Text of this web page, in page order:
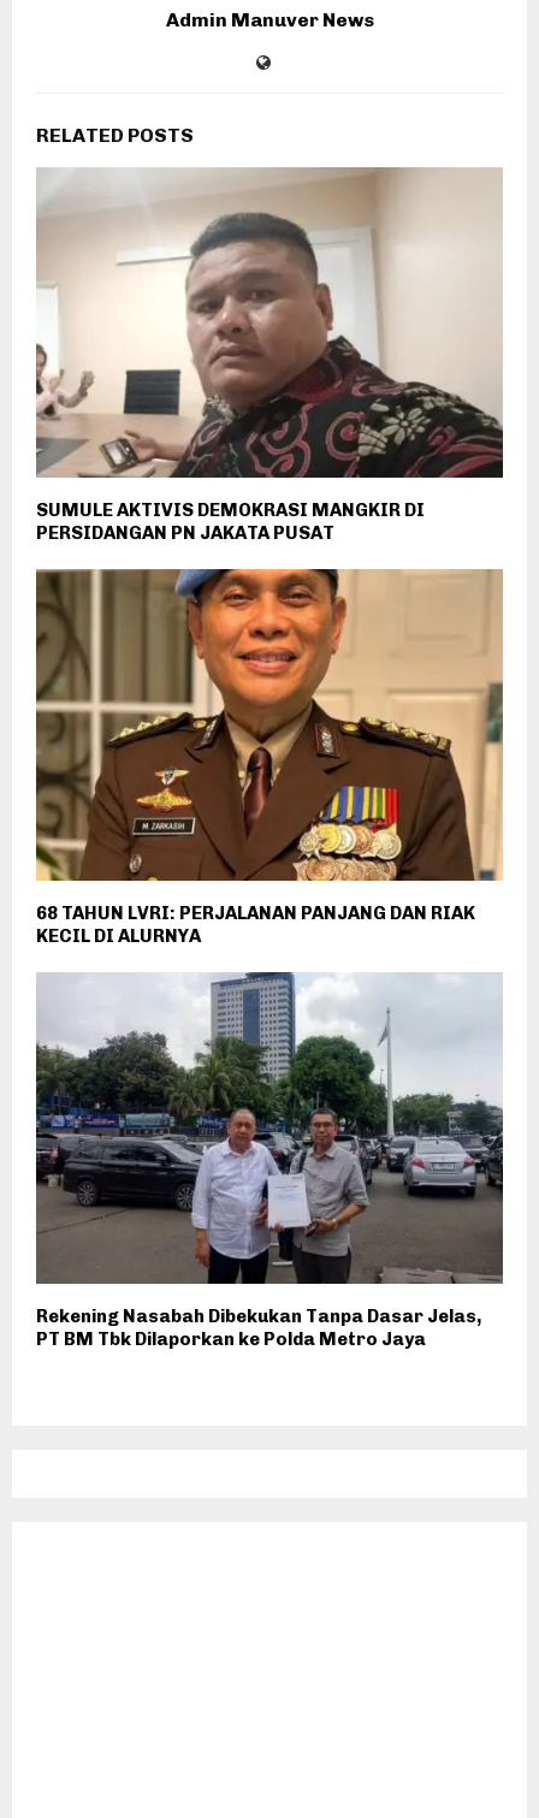
Admin Manuver News
RELATED POSTS
SUMULE AKTIVIS DEMOKRASI MANGKIR DI
PERSIDANGAN PN JAKATA PUSAT
68 TAHUN LVRI: PERJALANAN PANJANG DAN RIAK
KECIL DI ALURNYA
Rekening Nasabah Dibekukan Tanpa Dasar Jelas,
PT BM Tbk Dilaporkan ke Polda Metro Jaya